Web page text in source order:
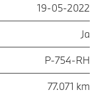
19-05-2022
Ja
P-754-RH
77.071 km